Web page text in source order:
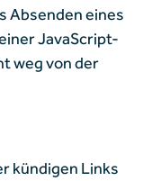
Absenden eines
JavaScript-
weg von der
kündigen Links